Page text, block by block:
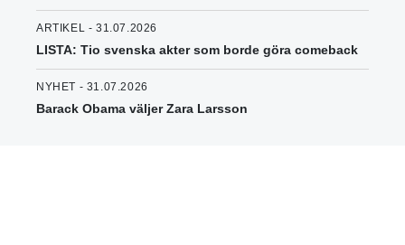
ARTIKEL - 31.07.2026
LISTA: Tio svenska akter som borde göra comeback
NYHET - 31.07.2026
Barack Obama väljer Zara Larsson